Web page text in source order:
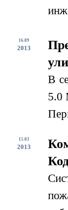
16.09
2013
В
5.0
15.03
2013